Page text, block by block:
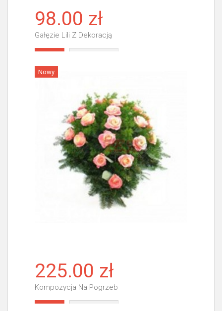
98.00 zł
Gałęzie Lili Z Dekoracją
Nowy
225.00 zł
Kompozycja Na Pogrzeb